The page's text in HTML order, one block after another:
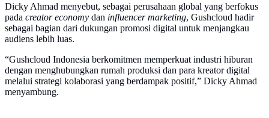
Dicky Ahmad menyebut, sebagai perusahaan global yang berfokus
pada creator economy dan influencer marketing, Gushcloud hadir
sebagai bagian dari dukungan promosi digital untuk menjangkau
audiens lebih luas.
“Gushcloud Indonesia berkomitmen memperkuat industri hiburan
dengan menghubungkan rumah produksi dan para kreator digital
melalui strategi kolaborasi yang berdampak positif,” Dicky Ahmad
menyambung.